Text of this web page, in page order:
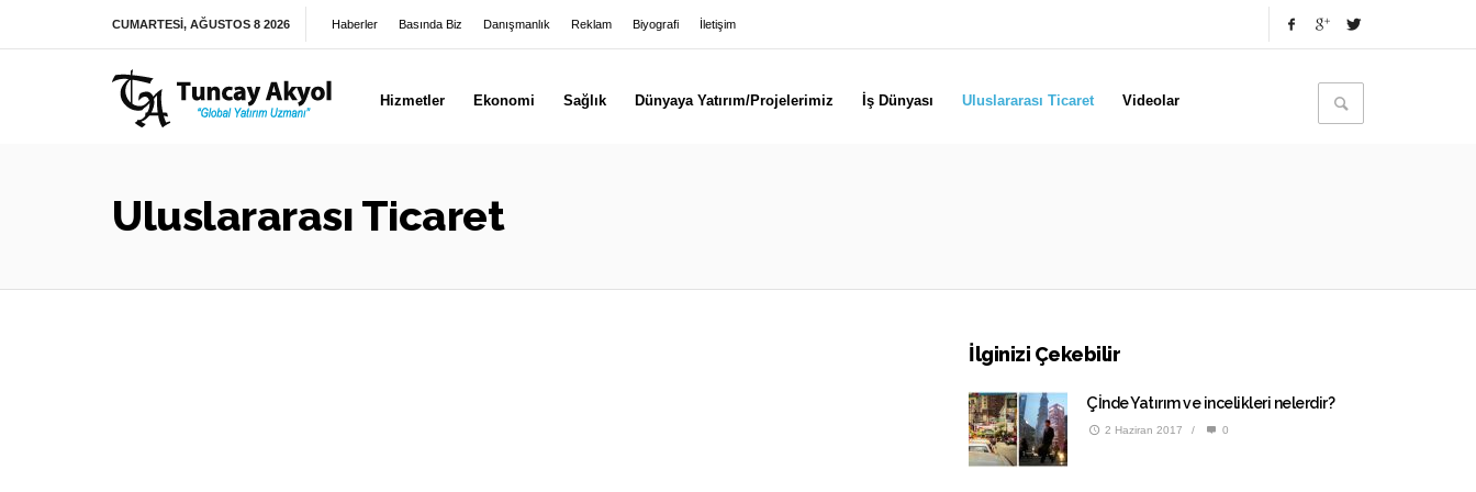
CUMARTESI, AĞUSTOS 8 2026 Haberler Basında Biz Danışmanlık Reklam Biyografi İletişim
Hizmetler Ekonomi Sağlık Dünyaya Yatırım/Projelerimiz İş Dünyası Uluslararası Ticaret Videolar
Uluslararası Ticaret
İlginizi Çekebilir
Çİnde Yatırım ve incelikleri nelerdir?
2 Haziran 2017 / 0